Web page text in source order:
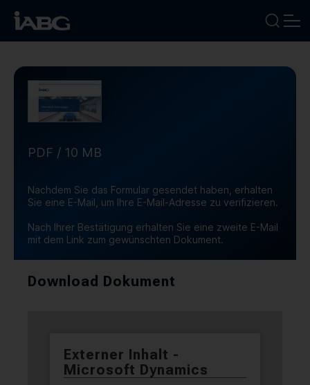
BRANCHEN
LEISTUNGEN
FOKUSTHEMEN
TERMINE
SPRACHE / LANGUAGE
PDF / 10 MB
Nachdem Sie das Formular gesendet haben, erhalten
Sie eine E-Mail, um Ihre E-Mail-Adresse zu verifizieren.
Nach Ihrer Bestätigung erhalten Sie eine zweite E-Mail
mit dem Link zum gewünschten Dokument.
Download Dokument
Externer Inhalt -
Microsoft Dynamics